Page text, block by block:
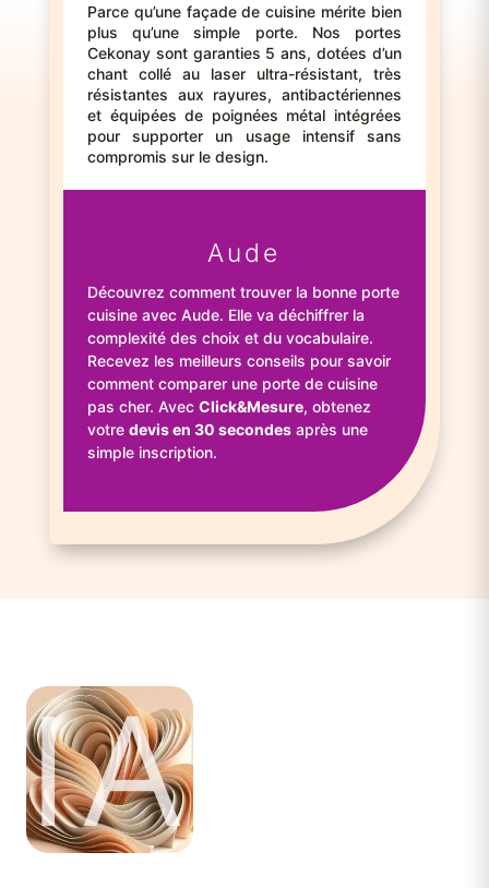
Parce qu’une façade de cuisine mérite bien
plus qu’une simple porte. Nos portes
Cekonay sont garanties 5 ans, dotées d’un
chant collé au laser ultra-résistant, très
résistantes aux rayures, antibactériennes
et équipées de poignées métal intégrées
pour supporter un usage intensif sans
compromis sur le design.
Aude
Découvrez comment trouver la bonne porte
cuisine avec Aude. Elle va déchiffrer la
complexité des choix et du vocabulaire.
Recevez les meilleurs conseils pour savoir
comment comparer une porte de cuisine
pas cher. AvecClick&Mesure, obtenez
votredevis en 30 secondes après une
simple inscription.